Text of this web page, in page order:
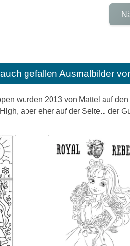
gefallen Ausmalbilder
wurden 2013 von Mattel auf
aber eher auf der Seite... der